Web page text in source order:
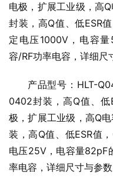
电极，扩展工业级，高
封装，高Q值、低ESR
定电压1000V，电容
容/RF功率电容，详细尺
产品型号：HLT-
0402封装，高Q值、
极，扩展工业级，高Q
装，高Q值、低ESR值
电压25V，电容量82pF
率电容，详细尺寸与参